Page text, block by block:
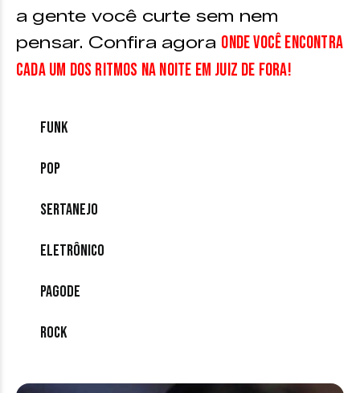
a gente você curte sem nem
pensar. Confira agora onde você encontra
cada um dos ritmos na noite em Juiz de Fora!
Funk
Pop
Sertanejo
Eletrônico
Pagode
Rock